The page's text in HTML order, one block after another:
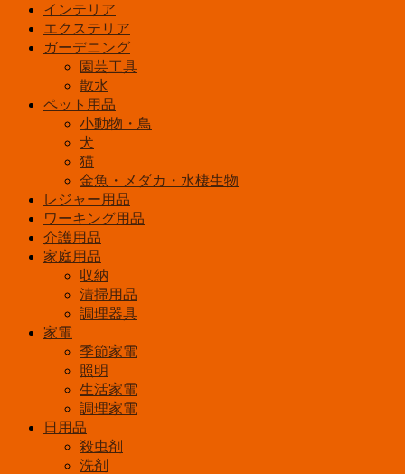
インテリア
エクステリア
ガーデニング
園芸工具
散水
ペット用品
小動物・鳥
犬
猫
金魚・メダカ・水棲生物
レジャー用品
ワーキング用品
介護用品
家庭用品
収納
清掃用品
調理器具
家電
季節家電
照明
生活家電
調理家電
日用品
殺虫剤
洗剤